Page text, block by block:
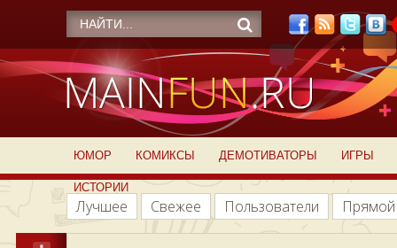
ЮМОР КОМИКСЫ ДЕМОТИВАТОРЫ ИГРЫ
ИСТОРИИ
Лучшее Свежее Пользователи